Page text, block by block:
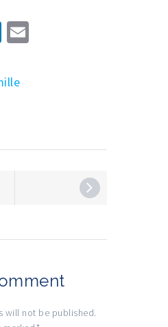
LinkedIn
will not be published.